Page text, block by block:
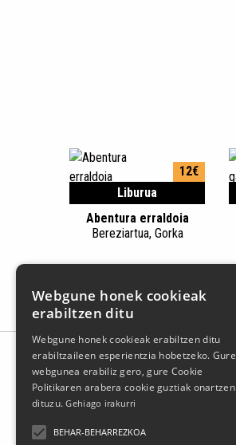
Liburua
12€
Abentura erraldoia
Bereziartua, Gorka
Webgune honek cookieak
erabiltzen ditu
Webgune honek cookieak erabiltzen ditu
erabiltzaileen esperientzia hobetzeko. Gure
webgunea erabiliz gero, gure Cookie
Politikaren arabera cookie guztiak onartzen
dituzu.Gehiago irakurri
BEHAR-BEHARREZKOA